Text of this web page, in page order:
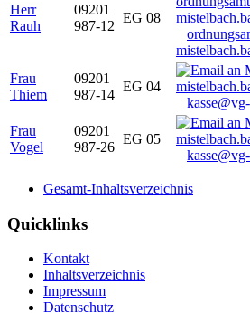
Herr
Rauh
09201
987-12
EG 08
Frau
Thiem
09201
987-14
EG 04
Frau
Vogel
09201
987-26
EG 05
Gesamt-Inhaltsverzeichnis
Quicklinks
Kontakt
Inhaltsverzeichnis
Impressum
Datenschutz